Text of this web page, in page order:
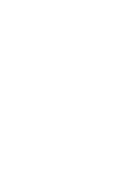
ら追加で設置しました！